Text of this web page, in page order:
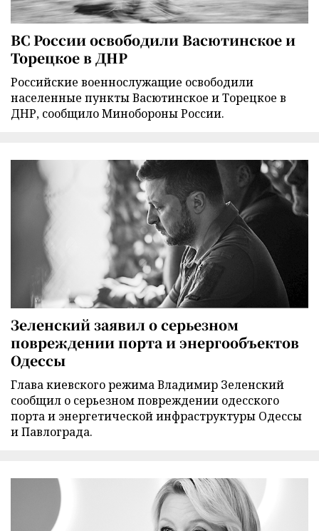
ВС России освободили Васютинское и
Торецкое в ДНР
Российские военнослужащие освободили
населенные пункты Васютинское и Торецкое в
ДНР, сообщило Минобороны России.
Зеленский заявил о серьезном
повреждении порта и энергообъектов
Одессы
Глава киевского режима Владимир Зеленский
сообщил о серьезном повреждении одесского
порта и энергетической инфраструктуры Одессы
и Павлограда.